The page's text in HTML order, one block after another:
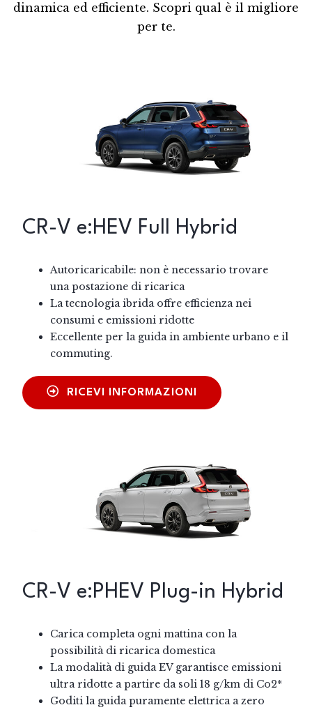
dinamica ed efficiente. Scopri qual è il migliore
per te.
CR-V e:HEV Full Hybrid
Autoricaricabile: non è necessario trovare
una postazione di ricarica
La tecnologia ibrida offre efficienza nei
consumi e emissioni ridotte
Eccellente per la guida in ambiente urbano e il
commuting.
RICEVI INFORMAZIONI
CR-V e:PHEV Plug-in Hybrid
Carica completa ogni mattina con la
possibilità di ricarica domestica
La modalità di guida EV garantisce emissioni
ultra ridotte a partire da soli 18 g/km di Co2*
Goditi la guida puramente elettrica a zero